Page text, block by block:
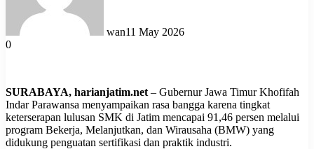
wan11 May 2026
0
SURABAYA, harianjatim.net – Gubernur Jawa Timur Khofifah
Indar Parawansa menyampaikan rasa bangga karena tingkat
keterserapan lulusan SMK di Jatim mencapai 91,46 persen melalui
program Bekerja, Melanjutkan, dan Wirausaha (BMW) yang
didukung penguatan sertifikasi dan praktik industri.